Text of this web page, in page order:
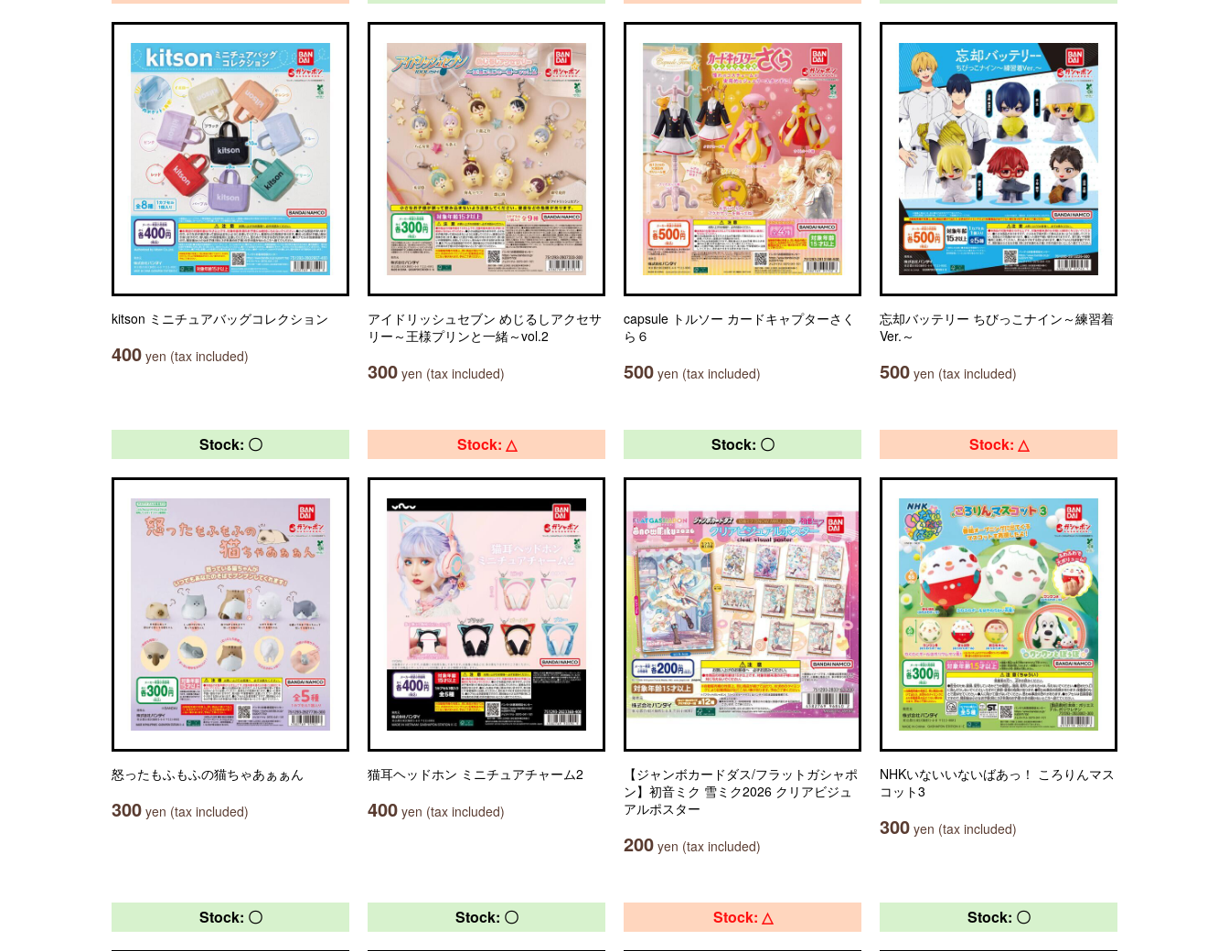
kitson ミニチュアバッグコレクション
400 yen (tax included)
アイドリッシュセブン めじるしアクセサ
リー～王様プリンと一緒～vol.2
300 yen (tax included)
capsule トルソー カードキャプターさく
ら６
500 yen (tax included)
忘却バッテリー ちびっこナイン～練習着
Ver.～
500 yen (tax included)
Stock: 〇
怒ったもふもふの猫ちゃあぁぁん
300 yen (tax included)
Stock: △
猫耳ヘッドホン ミニチュアチャーム2
400 yen (tax included)
Stock: 〇
【ジャンボカードダス/フラットガシャポ
ン】初音ミク 雪ミク2026 クリアビジュ
アルポスター
200 yen (tax included)
Stock: △
NHKいないいないばあっ！ ころりんマス
コット3
300 yen (tax included)
Stock: 〇 Stock: 〇 Stock: △ Stock: 〇